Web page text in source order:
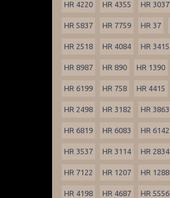
HR 4220 HR 4355 HR 3037
HR 5837 HR 7759 HR 37
HR 2518 HR 4084 HR 3415
HR 8987 HR 890 HR 1390
HR 6199 HR 758 HR 4415
HR 2498 HR 3182 HR 3863
HR 6819 HR 6083 HR 6142
HR 3537 HR 3114 HR 2834
HR 7122 HR 1207 HR 1288
HR 4198 HR 4687 HR 5556